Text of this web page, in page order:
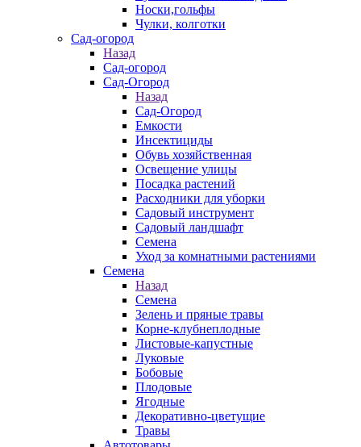
Носки,гольфы
Чулки, колготки
Сад-огород
Назад
Сад-огород
Сад-Огород
Назад
Сад-Огород
Емкости
Инсектициды
Обувь хозяйственная
Освещение улицы
Посадка растений
Расходники для уборки
Садовый инструмент
Садовый ландшафт
Семена
Уход за комнатными растениями
Семена
Назад
Семена
Зелень и пряные травы
Корне-клубнеплодные
Листовые-капустные
Луковые
Бобовые
Плодовые
Ягодные
Декоративно-цветущие
Травы